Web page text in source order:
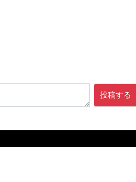
投稿する